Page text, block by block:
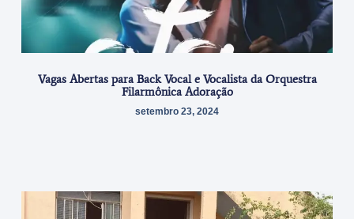
Vagas Abertas para Back Vocal e Vocalista da Orquestra
Filarmônica Adoração
setembro 23, 2024